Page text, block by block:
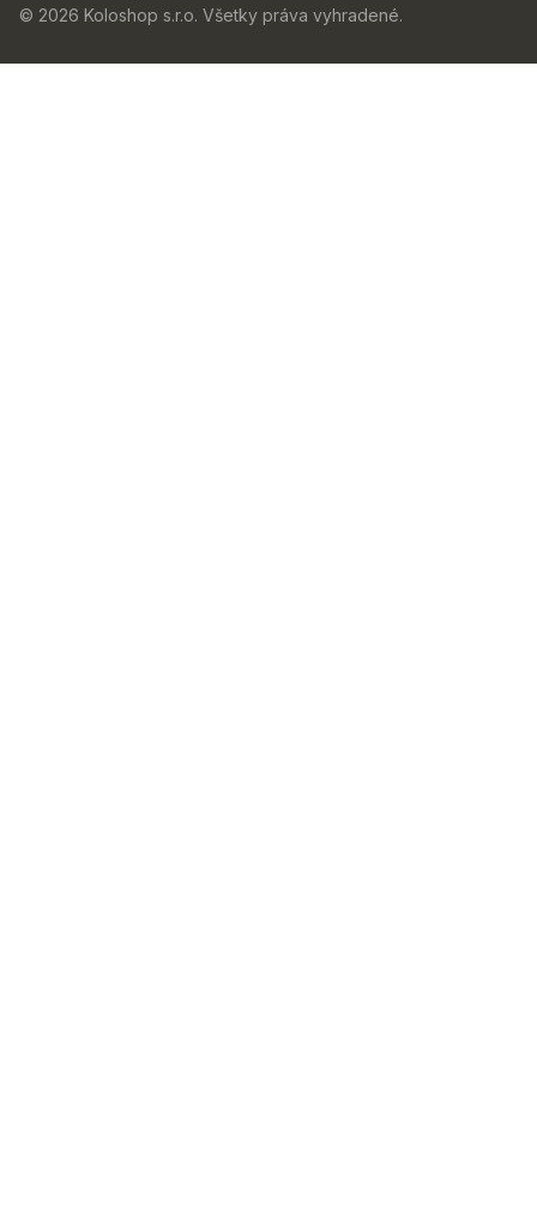
© 2026 Koloshop s.r.o. Všetky práva vyhradené.